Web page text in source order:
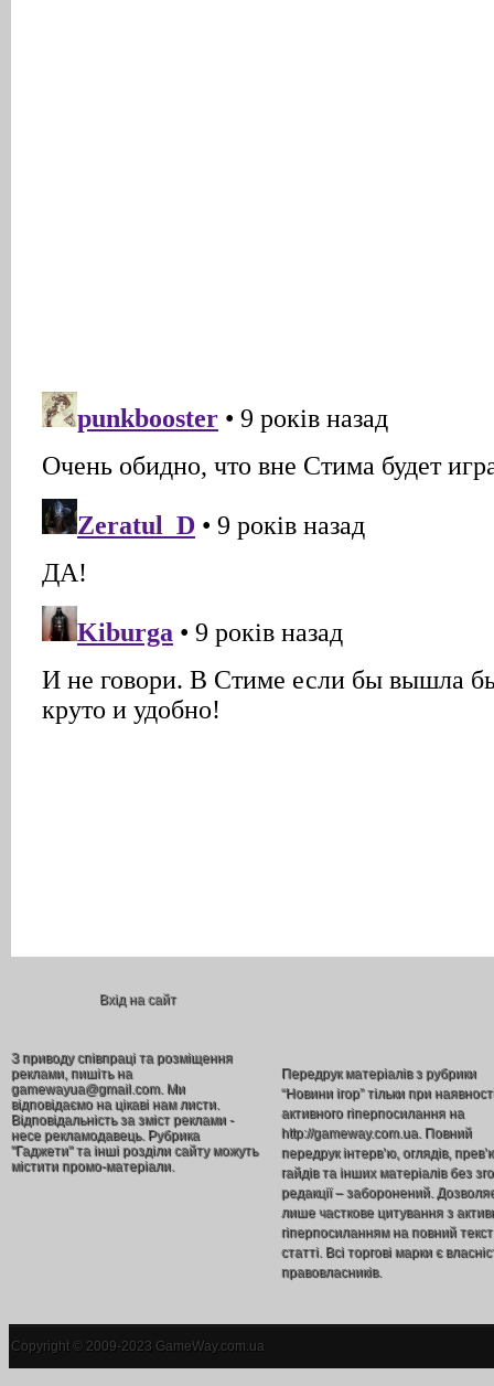
Вхід на сайт
З приводу співпраці та розміщення
реклами, пишіть на
gamewayua@gmail.com. Ми
відповідаємо на цікаві нам листи.
Відповідальність за зміст реклами -
несе рекламодавець. Рубрика
"Гаджети" та інші розділи сайту можуть
містити промо-матеріали.
Передрук матеріалів з рубрики
“Новини ігор” тільки при
активного гіперпосилання на
http://gameway.com.ua. Повний
передрук інтерв’ю, оглядів,
гайдів та інших матеріалів без
редакції – заборонений.
лише часткове цитування з
гіперпосиланням на повний текст
статті. Всі торгові марки є
правовласників.
Copyright © 2009-2023 GameWay.com.ua